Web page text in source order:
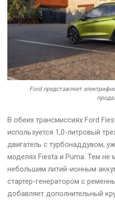
Ford представляет
В обеих трансмиссиях Ford
используется 1,0-литровый
двигатель с турбонаддувом,
моделях Fiesta и Puma. Тем
небольшим литий-ионным
стартер-генератором с
добавляет дополнительный